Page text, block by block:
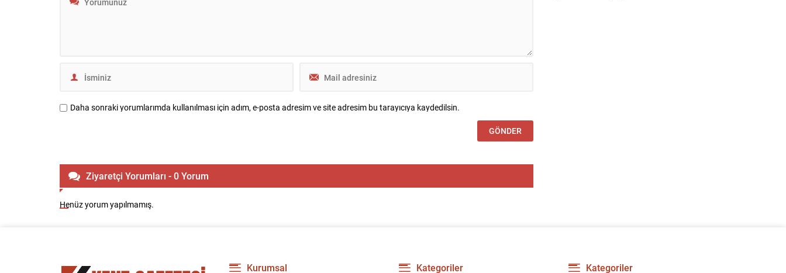
Daha sonraki yorumlarımda kullanılması için adım, e-posta adresim ve site adresim bu tarayıcıya kaydedilsin.
Ziyaretçi Yorumları - 0 Yorum
Henüz yorum yapılmamış.
Kurumsal Kategoriler Kategoriler